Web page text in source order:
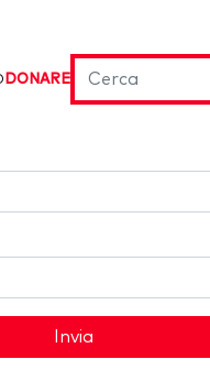
DONARE
Invia